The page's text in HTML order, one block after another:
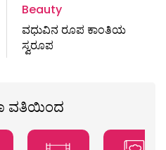
Beauty
ವಧುವಿನ ರೂಪ ಕಾಂತಿಯ
ಸ್ವರೂಪ
ವತಿಯಿಂದ